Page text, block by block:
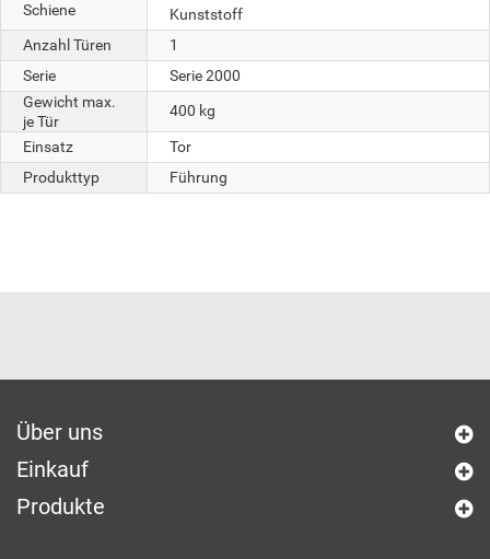
Schiene
Kunststoff
Anzahl Türen
1
Serie
Serie 2000
Gewicht max.
je Tür
400 kg
Einsatz
Tor
Produkttyp
Führung
Über uns
Einkauf
Produkte